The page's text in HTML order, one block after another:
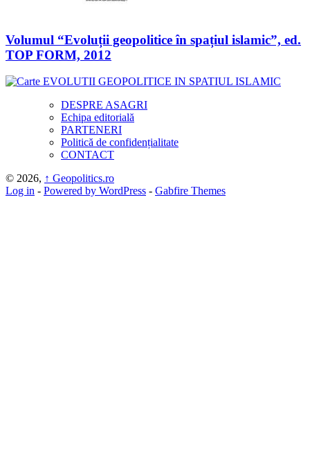
Volumul “Evoluții geopolitice în spațiul islamic”, ed.
TOP FORM, 2012
DESPRE ASAGRI
Echipa editorială
PARTENERI
Politică de confidențialitate
CONTACT
© 2026, ↑ Geopolitics.ro
Log in - Powered by WordPress - Gabfire Themes